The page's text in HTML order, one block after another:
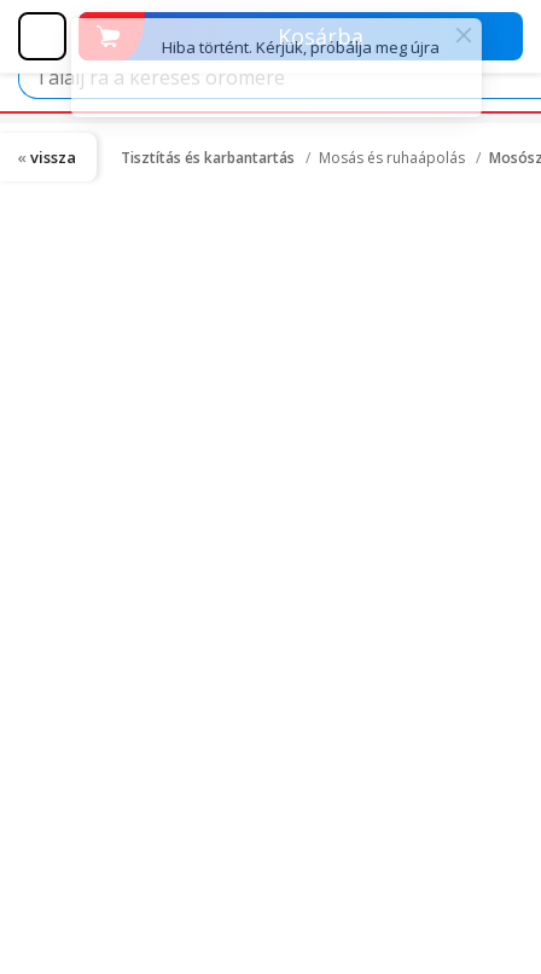
Kosárba
Tisztítás és karbantartás Mosás és ruhaápolás
vissza